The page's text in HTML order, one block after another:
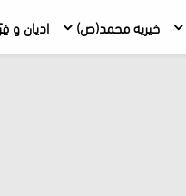
خیریه محمد(ص) ادیان و